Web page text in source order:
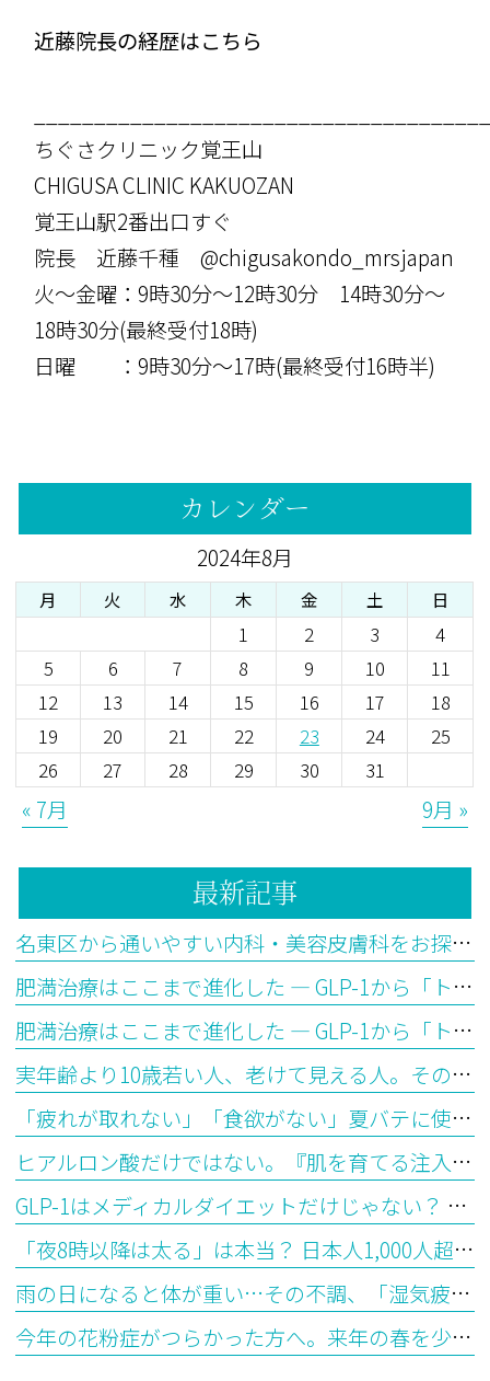
近藤院長の経歴はこちら
ちぐさクリニック覚王山
CHIGUSA CLINIC KAKUOZAN
覚王山駅2番出口すぐ
院長 近藤千種 @chigusakondo_mrsjapan
火〜金曜：9時30分〜12時30分 14時30分〜
18時30分(最終受付18時)
日曜 ：9時30分〜17時(最終受付16時半)
カレンダー
2024年8月
月 火 水 木 金 土 日
1 2 3
4
5
6 7 8 9 10
11
12
13 14 15 16 17
18
19
20 21 22 23 24
25
26
27 28 29 30 31
« 7月 9月 »
最新記事
名東区から通いやすい内科・美容皮膚科をお探しの方へ
肥満治療はここまで進化した ― GLP-1から「トリプルGアゴニスト」の時代へ【後編】
肥満治療はここまで進化した ― GLP-1から「トリプルGアゴニスト」の時代へ【前編】
実年齢より10歳若い人、老けて見える人。その違いはどこから生まれるのか？―「生物学的年齢」とエピジェネティッククロックが教えてくれること
「疲れが取れない」「食欲がない」夏バテに使われる漢方の選び方を医師が解説
ヒアルロン酸だけではない。『肌を育てる注入治療』ジャルプロとは？
GLP-1はメディカルダイエットだけじゃない？ 最新研究で見えてきた意外な可能性
「夜8時以降は太る」は本当？ 日本人1,000人超の最新研究から見えてきた“食べる時間”とダイエットの意外な関係
雨の日になると体が重い…その不調、「湿気疲れ」かもしれません ― 漢方で考える水滞（すいたい）とは
今年の花粉症がつらかった方へ。来年の春を少し楽にする「今から始めるシダキュア治療」